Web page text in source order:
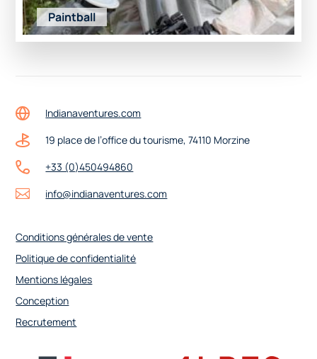
Paintball
Indianaventures.com
19 place de l’office du tourisme, 74110 Morzine
+33 (0)450494860
info@indianaventures.com
Conditions générales de vente
Politique de confidentialité
Mentions légales
Conception
Recrutement